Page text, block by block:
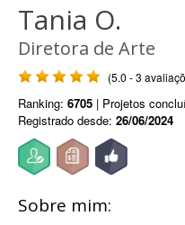
Tania O.
Diretora de Arte
(5.0 - 3
Ranking: 6705 | Projetos
Registrado desde: 26/06/2024
Sobre mim: